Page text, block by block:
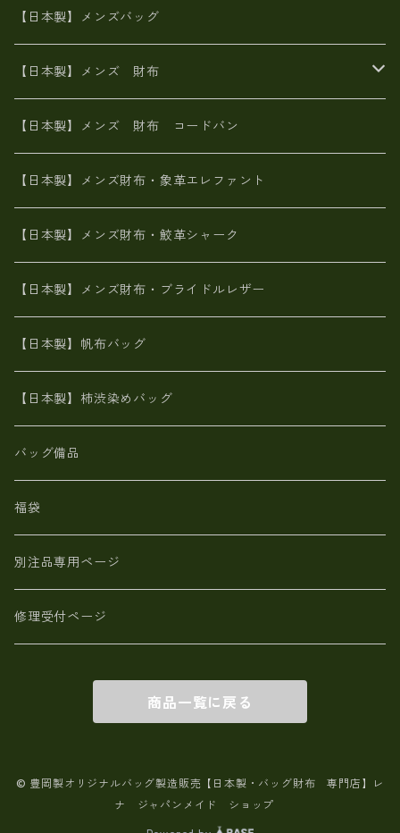
メタリック
革友禅染め
ポーテッド
革友禅染め
メタリック
ヌメ革
革友禅染め
財布ショルダー
ヌメ革
がま口財布
革友禅染め
山羊革
火山灰染め
名刺入れ・キーケース、他
財布・小物
【日本製】メンズバッグ
【日本製】メンズ 財布
象革エレファント【日本製】メンズ 財布
鮫革シャーク【日本製】メンズ 財布
ブライドルレザー【日本製】メンズ 財布
MAISON de HIROAN 【日本製】メンズ 財布
栃木レザー 【日本製】メンズ 財布
革小物・財布【日本製】メンズ レディース
【日本製】メンズ 財布 アザラシ革(シールスキン)
【日本製】メンズ 財布 コードバン
【日本製】メンズ財布・象革エレファント
【日本製】メンズ財布・鮫革シャーク
【日本製】メンズ財布・ブライドルレザー
【日本製】帆布バッグ
【日本製】柿渋染めバッグ
バッグ備品
福袋
別注品専用ページ
修理受付ページ
商品一覧に戻る
© 豊岡製オリジナルバッグ製造販売【日本製・バッグ財布 専門店】レ
ナ ジャパンメイド ショップ